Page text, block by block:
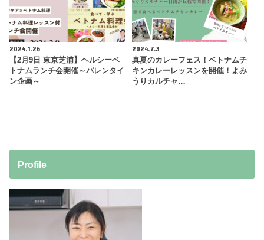
2024.1.26
【2月9日 東京芝浦】ヘルシーベ
トナムランチ会開催～バレンタイ
ン企画～
2024.7.3
真夏のカレーフェス！ベトナムチ
キンカレーレッスンを開催！よみ
うりカルチャ…
Profile